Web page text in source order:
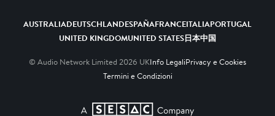
AUSTRALIADEUTSCHLANDESPAÑAFRANCEITALIAPORTUGAL
UNITED KINGDOMUNITED STATES日本中国
© Audio Network Limited 2026 UKInfo LegaliPrivacy e Cookies
Termini e Condizioni
A SESAC Company